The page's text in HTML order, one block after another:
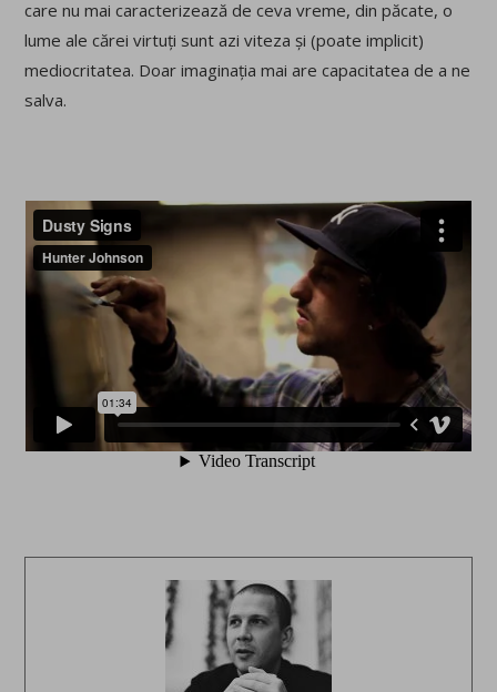
care nu mai caracterizează de ceva vreme, din păcate, o
lume ale cărei virtuți sunt azi viteza și (poate implicit)
mediocritatea. Doar imaginația mai are capacitatea de a ne
salva.